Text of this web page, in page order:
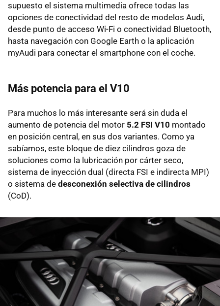
supuesto el sistema multimedia ofrece todas las
opciones de conectividad del resto de modelos Audi,
desde punto de acceso Wi-Fi o conectividad Bluetooth,
hasta navegación con Google Earth o la aplicación
myAudi para conectar el smartphone con el coche.
Más potencia para el V10
Para muchos lo más interesante será sin duda el
aumento de potencia del motor 5.2 FSI V10 montado
en posición central, en sus dos variantes. Como ya
sabíamos, este bloque de diez cilindros goza de
soluciones como la lubricación por cárter seco,
sistema de inyección dual (directa FSI e indirecta MPI)
o sistema de desconexión selectiva de cilindros
(CoD).